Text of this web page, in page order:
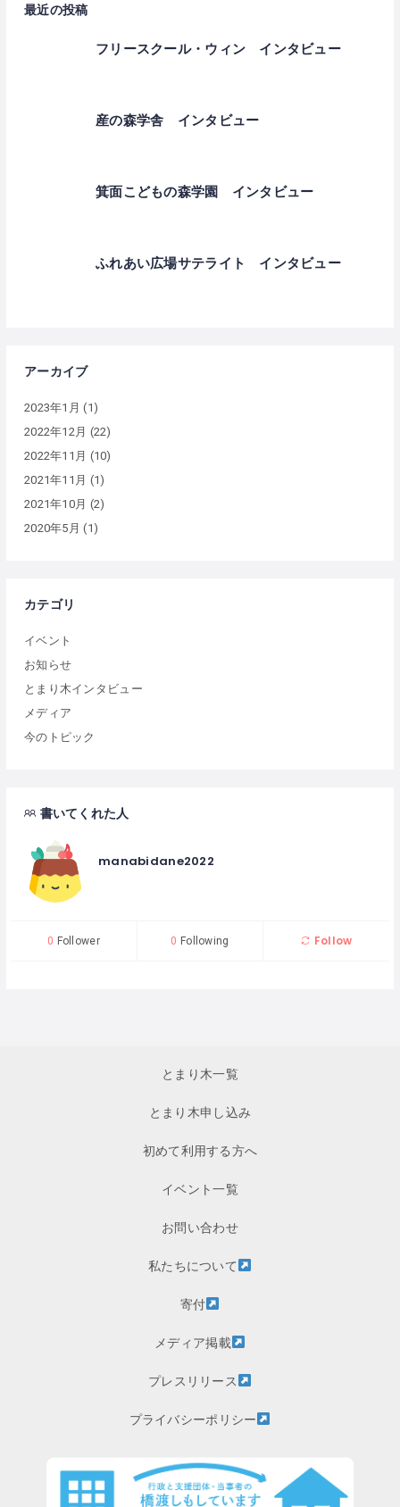
最近の投稿
フリースクール・ウィン インタビュー
産の森学舎 インタビュー
箕面こどもの森学園 インタビュー
ふれあい広場サテライト インタビュー
アーカイブ
2023年1月 (1)
2022年12月 (22)
2022年11月 (10)
2021年11月 (1)
2021年10月 (2)
2020年5月 (1)
カテゴリ
イベント
お知らせ
とまり木インタビュー
メディア
今のトピック
書いてくれた人
manabidane2022
0 Follower 0 Following Follow
とまり木一覧
とまり木申し込み
初めて利用する方へ
イベント一覧
お問い合わせ
私たちについて
寄付
メディア掲載
プレスリリース
プライバシーポリシー